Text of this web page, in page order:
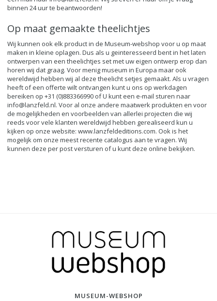
binnen 24 uur te beantwoorden!
Op maat gemaakte theelichtjes
Wij kunnen ook elk product in de Museum-webshop voor u op maat
maken in kleine oplagen. Dus als u geinteresseerd bent in het laten
ontwerpen van een theelichtjes set met uw eigen ontwerp erop dan
horen wij dat graag. Voor menig museum in Europa maar ook
wereldwijd hebben wij al deze theelicht setjes gemaakt. Als u vragen
heeft of een offerte wilt ontvangen kunt u ons op werkdagen
bereiken op +31 (0)883366990 of U kunt een e-mail sturen naar
info@lanzfeld.nl. Voor al onze andere maatwerk produkten en voor
de mogelijkheden en voorbeelden van allerlei projecten die wij
reeds voor vele klanten wereldwijd hebben gerealiseerd kun u
kijken op onze website: www.lanzfeldeditions.com. Ook is het
mogelijk om onze meest recente catalogus aan te vragen. Wij
kunnen deze per post versturen of u kunt deze online bekijken.
MUSEUM-WEBSHOP